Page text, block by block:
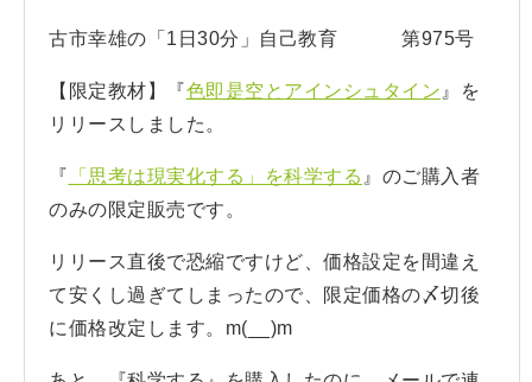
古市幸雄の「1日30分」自己教育 第975号
【限定教材】『色即是空とアインシュタイン 』を
リリースしました。
『 「思考は現実化する」を科学する 』のご購入者
のみの限定販売です。
リリース直後で恐縮ですけど、価格設定を間違え
て安くし過ぎてしまったので、限定価格の〆切後
に価格改定します。m(__)m